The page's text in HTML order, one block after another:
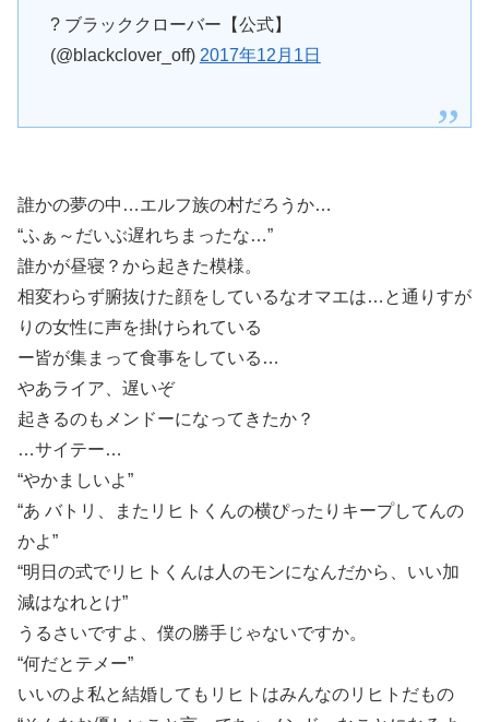
? ブラッククローバー【公式】
(@blackclover_off) 2017年12月1日
誰かの夢の中…エルフ族の村だろうか…
“ふぁ～だいぶ遅れちまったな…”
誰かが昼寝？から起きた模様。
相変わらず腑抜けた顔をしているなオマエは…と通りすが
りの女性に声を掛けられている
ー皆が集まって食事をしている…
やあライア、遅いぞ
起きるのもメンドーになってきたか？
…サイテー…
“やかましいよ”
“あ バトリ、またリヒトくんの横ぴったりキープしてんの
かよ”
“明日の式でリヒトくんは人のモンになんだから、いい加
減はなれとけ”
うるさいですよ、僕の勝手じゃないですか。
“何だとテメー”
いいのよ私と結婚してもリヒトはみんなのリヒトだもの